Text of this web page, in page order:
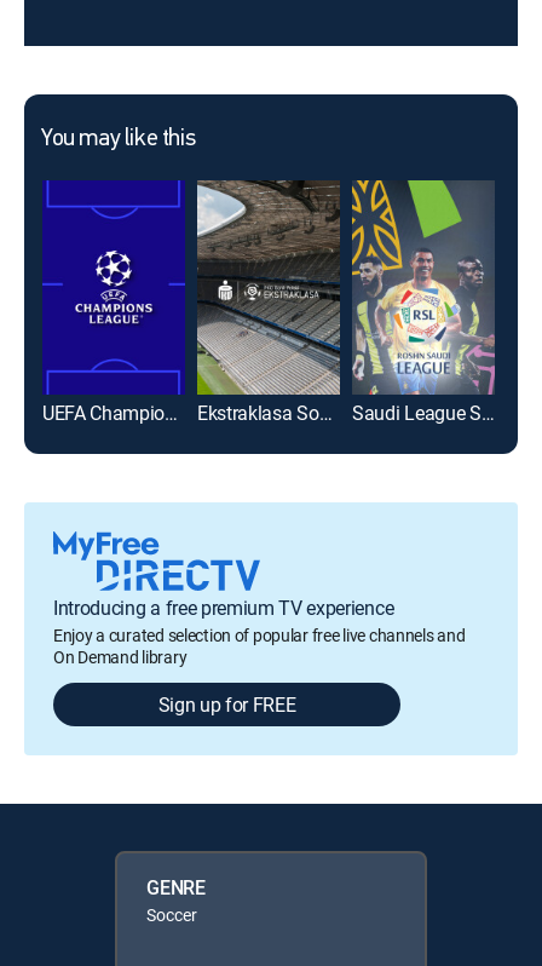
You may like this
UEFA Champions League Soccer Ekstraklasa Soccer Saudi League Soccer
Introducing a free premium TV experience
Enjoy a curated selection of popular free live channels and
On Demand library
Sign up for FREE
GENRE
Soccer